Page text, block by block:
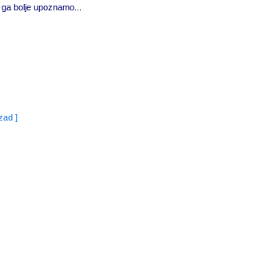
bolje upoznamo...
]